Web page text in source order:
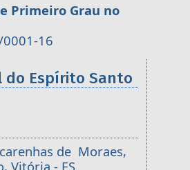
Primeiro Grau no
0001-16
do Espírito Santo
de Moraes,
Vitória - ES